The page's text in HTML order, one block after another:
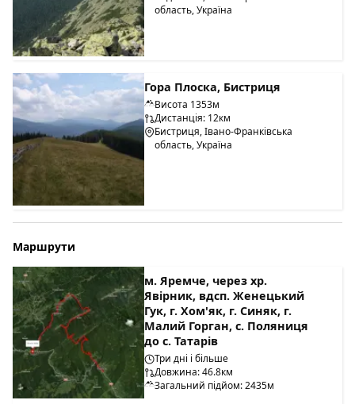
область, Україна
Гора Плоска, Бистриця
Висота 1353м
Дистанція: 12км
Бистриця, Івано-Франківська
область, Україна
Маршрути
м. Яремче, через хр.
Явірник, вдсп. Женецький
Гук, г. Хом'як, г. Синяк, г.
Малий Горган, с. Поляниця
до с. Татарів
Три дні і більше
Довжина: 46.8км
Загальний підйом: 2435м